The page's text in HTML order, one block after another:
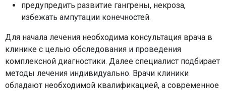
предупредить развитие гангрены, некроза,
избежать ампутации конечностей.
Для начала лечения необходима консультация врача в
клинике с целью обследования и проведения
комплексной диагностики. Далее специалист подбирает
методы лечения индивидуально. Врачи клиники
обладают необходимой квалификацией, а современное